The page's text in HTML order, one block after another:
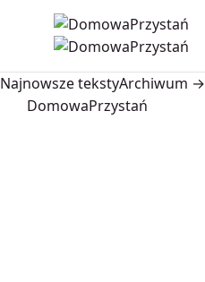
Najnowsze tekstyArchiwum →
DomowaPrzystań